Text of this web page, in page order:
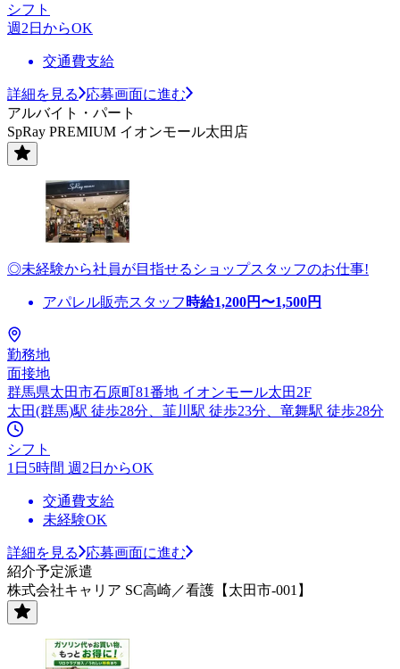
シフト
週2日からOK
交通費支給
詳細を見る
応募画面に進む
アルバイト・パート
SpRay PREMIUM イオンモール太田店
◎未経験から社員が目指せるショップスタッフのお仕事!
アパレル販売スタッフ 時給1,200円〜1,500円
勤務地
面接地
群馬県太田市石原町81番地 イオンモール太田2F
太田(群馬)駅 徒歩28分、韮川駅 徒歩23分、竜舞駅 徒歩28分
シフト
1日5時間 週2日からOK
交通費支給
未経験OK
詳細を見る
応募画面に進む
紹介予定派遣
株式会社キャリア SC高崎／看護【太田市-001】